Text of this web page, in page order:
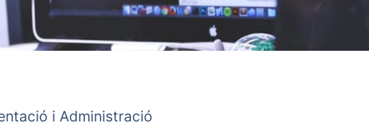
i Administració